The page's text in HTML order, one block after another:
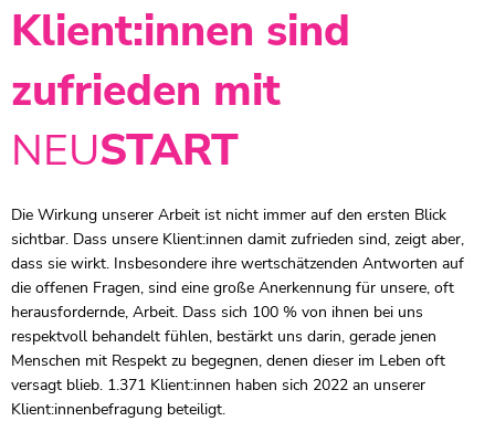
Klient:innen sind
zufrieden mit
NEUSTART
Die Wirkung unserer Arbeit ist nicht immer auf den ersten Blick
sichtbar. Dass unsere Klient:innen damit zufrieden sind, zeigt aber,
dass sie wirkt. Insbesondere ihre wertschätzenden Antworten auf
die offenen Fragen, sind eine große Anerkennung für unsere, oft
herausfordernde, Arbeit. Dass sich 100 % von ihnen bei uns
respektvoll behandelt fühlen, bestärkt uns darin, gerade jenen
Menschen mit Respekt zu begegnen, denen dieser im Leben oft
versagt blieb. 1.371 Klient:innen haben sich 2022 an unserer
Klient:innenbefragung beteiligt.